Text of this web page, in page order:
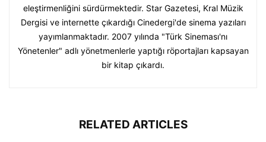
eleştirmenliğini sürdürmektedir. Star Gazetesi, Kral Müzik
Dergisi ve internette çıkardığı Cinedergi'de sinema yazıları
yayımlanmaktadır. 2007 yılında "Türk Sineması'nı
Yönetenler" adlı yönetmenlerle yaptığı röportajları kapsayan
bir kitap çıkardı.
RELATED ARTICLES